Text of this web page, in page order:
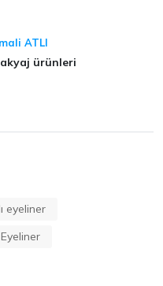
ATLI
ürünleri
eyeliner